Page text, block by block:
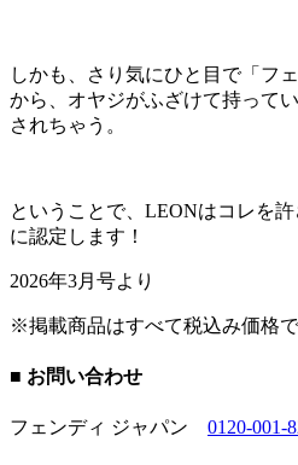
しかも、さり気にひと目で「フ
から、オヤジがふざけて持って
されちゃう。
ということで、LEONはコレを
に認定します！
2026年3月号より
※掲載商品はすべて税込み価格
■ お問い合わせ
フェンディ ジャパン 0120-001-